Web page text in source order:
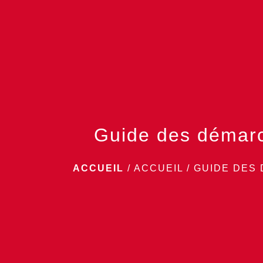
Guide des
ACCUEIL / ACCUEIL / GUIDE DES